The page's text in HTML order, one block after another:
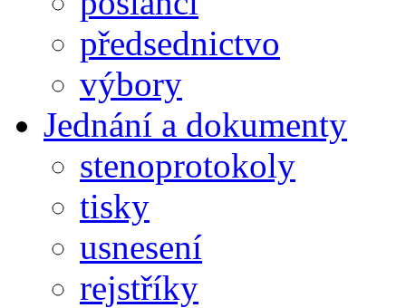
předsednictvo
výbory
Jednání a dokumenty
stenoprotokoly
tisky
usnesení
rejstříky